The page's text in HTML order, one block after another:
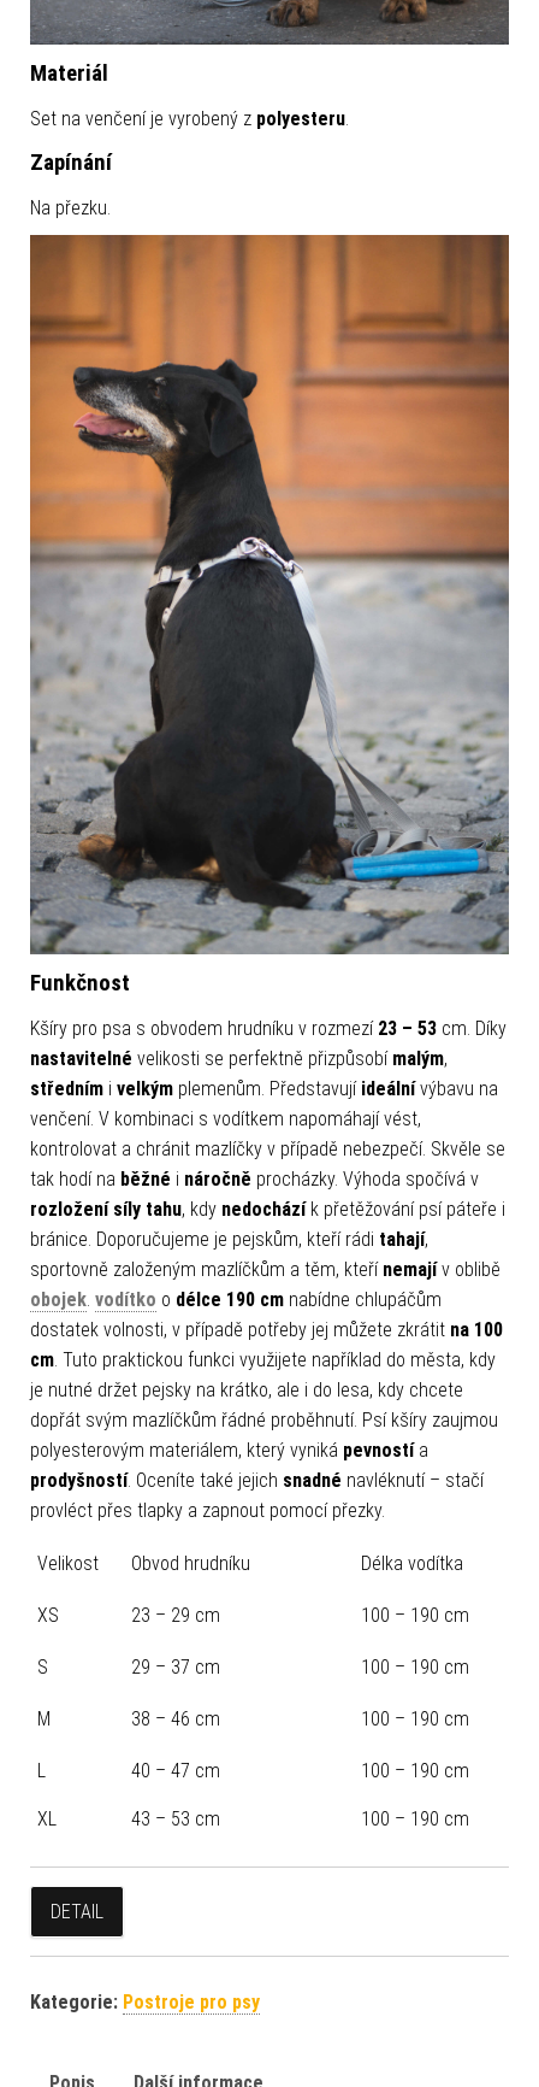
Materiál
Set na venčení je vyrobený z polyesteru
Zapínání
Na přezku.
Funkčnost
Kšíry pro psa s obvodem hrudníku v rozmezí23 – 53 cm. Díky
nastavitelné velikosti se perfektně přizpůsobí malým,
středním i velkým plemenům. Představují ideálnívýbavu na
venčení. V kombinaci s vodítkem napomáhají vést,
kontrolovat a chránit mazlíčky v případě nebezpečí. Skvěle se
tak hodí na běžné i náročně procházky. Výhoda spočívá v
rozložení síly tahu, kdy nedocházík přetěžování psí páteře i
bránice. Doporučujeme je pejskům, kteří rádi tahají,
sportovně založeným mazlíčkům a těm, kteří nemajív oblibě
obojek vodítko o délce 190 cm nabídne chlupáčům
dostatek volnosti, v případě potřeby jej můžete zkrátit na 100
cm . Tuto praktickou funkci využijete například do města, kdy
je nutné držet pejsky na krátko, ale i do lesa, kdy chcete
dopřát svým mazlíčkům řádné proběhnutí. Psí kšíry zaujmou
polyesterovým materiálem, který vyniká pevnostía
prodyšností. Oceníte také jejich snadné navléknutí – stačí
provléct přes tlapky a zapnout pomocí přezky.
Velikost Obvod hrudníku Délka vodítka
XS 23 – 29 cm 100 – 190 cm
S 29 – 37 cm 100 – 190 cm
M 38 – 46 cm 100 – 190 cm
L 40 – 47 cm 100 – 190 cm
XL 43 – 53 cm 100 – 190 cm
DETAIL
Kategorie: Postroje pro psy
Popis Další informace